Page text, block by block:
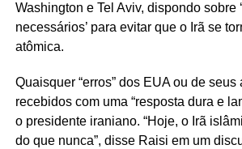
Washington e Tel Aviv, dispondo sobre
necessários’ para evitar que o Irã se
atômica.
Quaisquer “erros” dos EUA ou de
recebidos com uma “resposta dura e
o presidente iraniano. “Hoje, o Irã
do que nunca”, disse Raisi em um